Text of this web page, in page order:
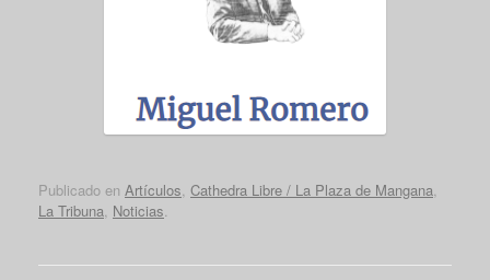
Publicado en Artículos Cathedra Libre / La Plaza de Mangana
La Tribuna Noticias